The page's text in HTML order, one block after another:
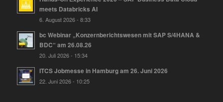
meets Databricks AI
6. August 2026 - 8:33
bc Webinar „Konzernberichtswesen mit SAP S/4HANA &
BDC“ am 26.08.26
20. Juli 2026 - 15:34
ITCS Jobmesse in Hamburg am 26. Juni 2026
22. Juni 2026 - 10:25